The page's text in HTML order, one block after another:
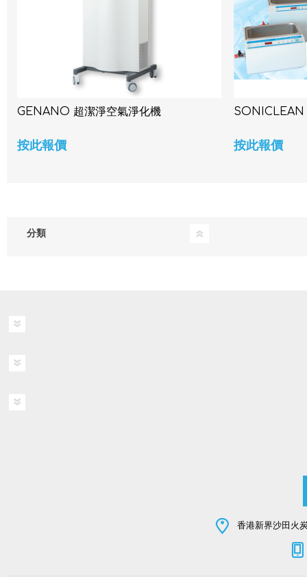
GENANO 超潔淨空氣淨化機
按此報價
SONICLEAN
按此報價
分類
香港新界沙田火